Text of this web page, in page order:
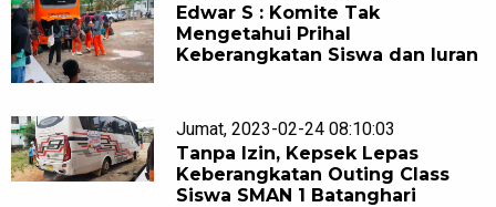
Edwar S : Komite Tak
Mengetahui Prihal
Keberangkatan Siswa dan Iuran
Jumat, 2023-02-24 08:10:03
Tanpa Izin, Kepsek Lepas
Keberangkatan Outing Class
Siswa SMAN 1 Batanghari